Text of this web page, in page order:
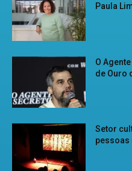
Paula
O
de Ouro
Setor
pessoas